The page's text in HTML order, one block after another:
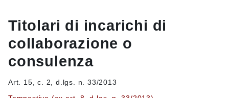
Titolari di incarichi di
collaborazione o
consulenza
Art. 15, c. 2, d.lgs. n. 33/2013